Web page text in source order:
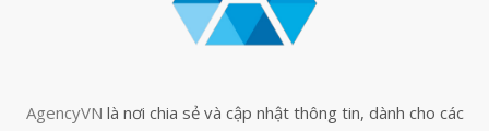
AgencyVN là nơi chia sẻ và cập nhật thông tin, dành cho các